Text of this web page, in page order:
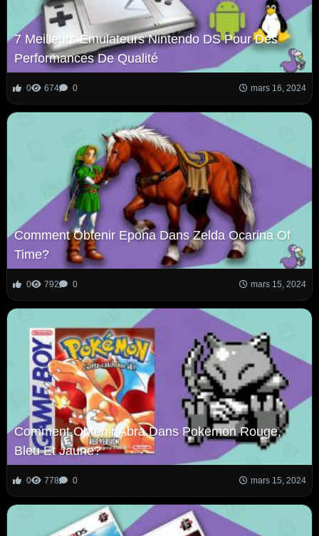
7 Meilleurs Émulateurs Nintendo DS Pour Des
Performances De Qualité
0 674 0 mars 16, 2024
Comment Obtenir Epona Dans Zelda Ocarina Of
Time?
0 792 0 mars 15, 2024
Comment Obtenir Abra Dans Pokemon Rouge,
Bleu Et Jaune?
0 778 0 mars 15, 2024